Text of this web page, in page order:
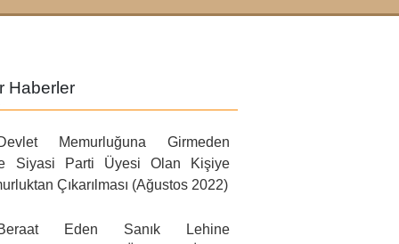
Haberler
Memurluğuna Girmeden
Siyasi Parti Üyesi Olan Kişiye
Çıkarılması (Ağustos 2022)
Eden Sanık Lehine